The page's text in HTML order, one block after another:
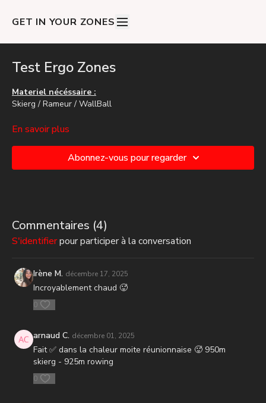
GET IN YOUR ZONES
Test Ergo Zones
Materiel nécéssaire :
Skierg / Rameur / WallBall
Si vous n'avez pas ce matériel, remplacez les ERGOS
En savoir plus
Abonnez-vous pour regarder
Commentaires (4)
S'identifierpour participer à la conversation
Irène M. décembre 17, 2025
Incroyablement chaud 🥵
0
arnaud C. décembre 01, 2025
Fait ✅ dans la chaleur moite réunionnaise 🥵 950m
skierg - 925m rowing
0